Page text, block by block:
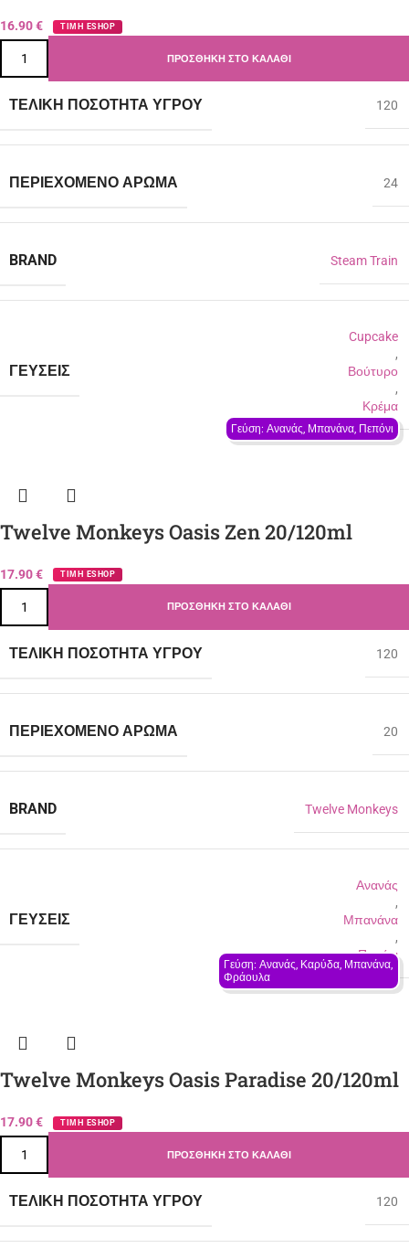
16.90€ ΤΙΜΗ ESHOP
ΠΡΟΣΘΉΚΗ ΣΤΟ ΚΑΛΆΘΙ
ΤΕΛΙΚΉ ΠΟΣΌΤΗΤΑ ΥΓΡΟΎ 120
ΠΕΡΙΈΧΟΜΕΝΟ ΆΡΩΜΑ 24
BRAND Steam Train
ΓΕΎΣΕΙΣ
Cupcake
,
Βούτυρο
,
Κρέμα
Γεύση: Ανανάς, Μπανάνα, Πεπόνι
Twelve Monkeys Oasis Zen 20/120ml
17.90€ ΤΙΜΗ ESHOP
ΠΡΟΣΘΉΚΗ ΣΤΟ ΚΑΛΆΘΙ
ΤΕΛΙΚΉ ΠΟΣΌΤΗΤΑ ΥΓΡΟΎ 120
ΠΕΡΙΈΧΟΜΕΝΟ ΆΡΩΜΑ 20
BRAND Twelve Monkeys
ΓΕΎΣΕΙΣ
Ανανάς
,
Μπανάνα
,
Πεπόνι
Γεύση: Ανανάς, Καρύδα, Μπανάνα,
Φράουλα
Twelve Monkeys Oasis Paradise 20/120ml
17.90€ ΤΙΜΗ ESHOP
ΠΡΟΣΘΉΚΗ ΣΤΟ ΚΑΛΆΘΙ
ΤΕΛΙΚΉ ΠΟΣΌΤΗΤΑ ΥΓΡΟΎ 120